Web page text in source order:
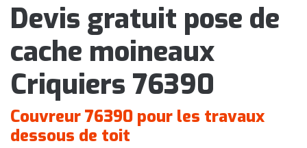
Devis gratuit pose de
cache moineaux
Criquiers 76390
Couvreur 76390 pour les travaux
dessous de toit